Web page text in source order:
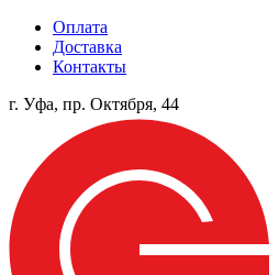
Оплата
Доставка
Контакты
г. Уфа, пр. Октября, 44